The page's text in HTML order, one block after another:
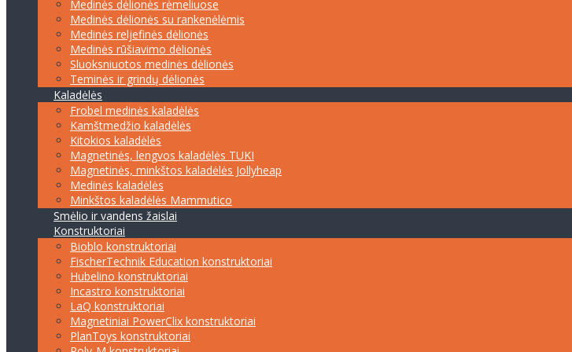
Medinės dėlionės rėmeliuose
Medinės dėlionės su rankenėlėmis
Medinės reljefinės dėlionės
Medinės rūšiavimo dėlionės
Sluoksniuotos medinės dėlionės
Teminės ir grindų dėlionės
Kaladėlės
Frobel medinės kaladėlės
Kamštmedžio kaladėlės
Kitokios kaladėlės
Magnetinės, lengvos kaladėlės TUKI
Magnetinės, minkštos kaladėlės Jollyheap
Medinės kaladėlės
Minkštos kaladėlės Mammutico
Smėlio ir vandens žaislai
Konstruktoriai
Bioblo konstruktoriai
FischerTechnik Education konstruktoriai
Hubelino konstruktoriai
Incastro konstruktoriai
LaQ konstruktoriai
Magnetiniai PowerClix konstruktoriai
PlanToys konstruktoriai